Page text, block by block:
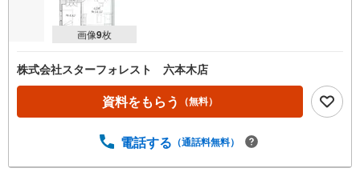
画像9枚
株式会社スターフォレスト 六本木店
資料をもらう （無料）
電話する （通話料無料）